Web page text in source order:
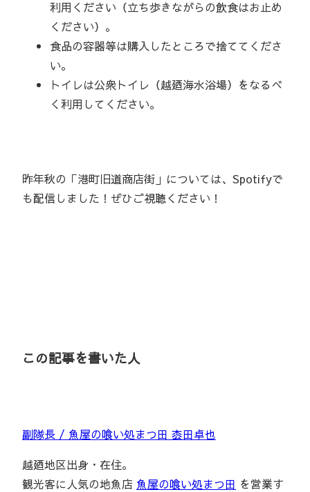
利用ください（立ち歩きながらの飲食はお止め
ください）。
食品の容器等は購入したところで捨ててくださ
い。
トイレは公衆トイレ（越廼海水浴場）をなるべ
く利用してください。
昨年秋の「港町旧道商店街」については、Spotifyで
も配信しました！ぜひご視聴ください！
この記事を書いた人
副隊長 / 魚屋の喰い処まつ田 枩田卓也
越廼地区出身・在住。
観光客に人気の地魚店 魚屋の喰い処まつ田 を営業す